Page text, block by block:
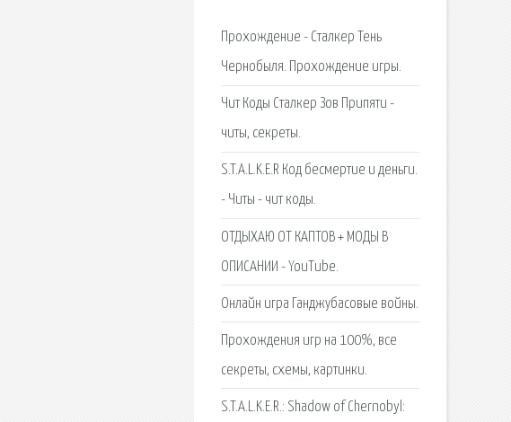
Прохождение - Сталкер Тень
Чернобыля. Прохождение игры.
Чит Коды Сталкер Зов Припяти -
читы, секреты.
S.T.A.L.K.E.R Код бесмертие и деньги.
- Читы - чит коды.
ОТДЫХАЮ ОТ КАПТОВ + МОДЫ В
ОПИСАНИИ - YouTube.
Онлайн игра Ганджубасовые войны.
Прохождения игр на 100%, все
секреты, схемы, картинки.
S.T.A.L.K.E.R.: Shadow of Chernobyl: